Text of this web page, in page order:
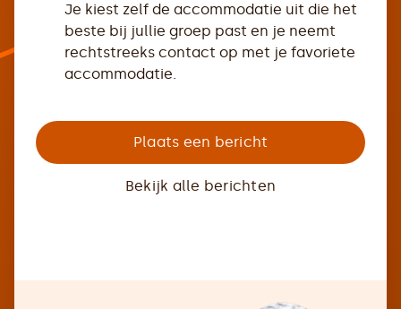
Je kiest zelf de accommodatie uit die het
beste bij jullie groep past en je neemt
rechtstreeks contact op met je favoriete
accommodatie.
Plaats een bericht
Bekijk alle berichten